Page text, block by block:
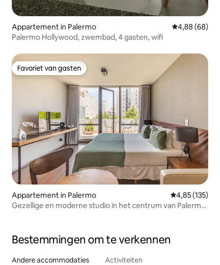
Appartement in Palermo Gemiddelde
4,88 (68)
Palermo Hollywood, zwembad, 4 gasten, wifi
Favoriet van gasten
Favoriet van gasten
Appartement in Palermo Gemiddelde
4,85 (135)
Gezellige en moderne studio in het centrum van Palermo
Bestemmingen om te verkennen
Andere accommodaties Activiteiten